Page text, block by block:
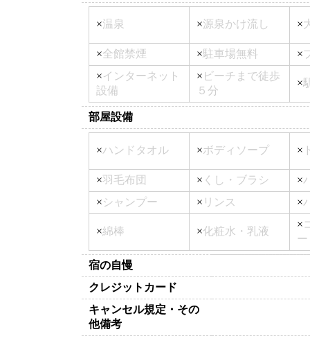
×温泉 ×源泉かけ流し ×
×全館禁煙 ×駐車場無料 ×
×インターネット
設備
× ビーチまで徒歩
５分
×
部屋設備
×ハンドタオル ×ボディソープ ×
×羽毛布団 × くし・ブラシ ×
×シャンプー × リンス ×
×綿棒 ×化粧水・乳液
×
ー
宿の自慢
クレジットカード
キャンセル規定・その
他備考